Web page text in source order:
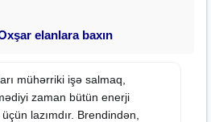
elanlara baxın
mühərriki işə salmaq,
zaman bütün enerji
lazımdır. Brendindən,